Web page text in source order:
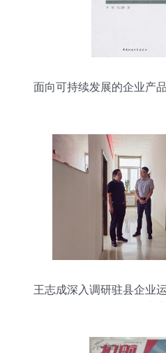
面向可持续发展的企业产
王志成深入调研驻县企业